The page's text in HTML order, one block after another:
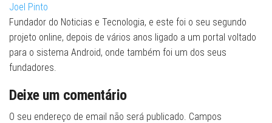
Joel Pinto
Fundador do Noticias e Tecnologia, e este foi o seu segundo
projeto online, depois de vários anos ligado a um portal voltado
para o sistema Android, onde também foi um dos seus
fundadores.
Deixe um comentário
O seu endereço de email não será publicado. Campos